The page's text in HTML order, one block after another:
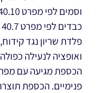
פלדת שריון נגד
ואופציה לנעילה
הכספת מגיעה עם
פנימיים. הכספת